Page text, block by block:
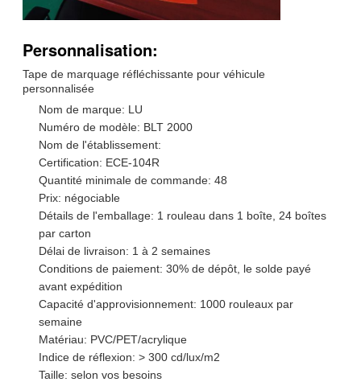
Personnalisation:
Tape de marquage réfléchissante pour véhicule
personnalisée
Nom de marque: LU
Numéro de modèle: BLT 2000
Nom de l'établissement:
Certification: ECE-104R
Quantité minimale de commande: 48
Prix: négociable
Détails de l'emballage: 1 rouleau dans 1 boîte, 24 boîtes
par carton
Délai de livraison: 1 à 2 semaines
Conditions de paiement: 30% de dépôt, le solde payé
avant expédition
Capacité d'approvisionnement: 1000 rouleaux par
semaine
Matériau: PVC/PET/acrylique
Indice de réflexion: > 300 cd/lux/m2
Taille: selon vos besoins